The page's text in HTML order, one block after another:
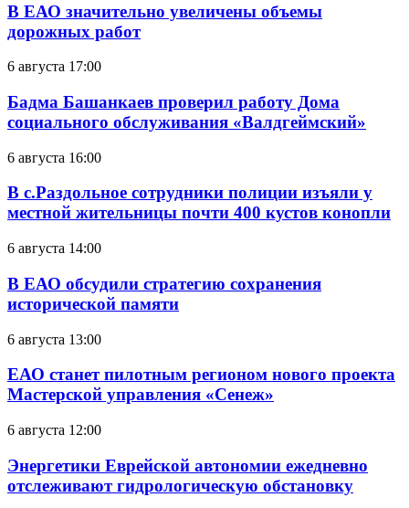
В ЕАО значительно увеличены объемы
дорожных работ
6 августа 17:00
Бадма Башанкаев проверил работу Дома
социального обслуживания «Валдгеймский»
6 августа 16:00
В с.Раздольное сотрудники полиции изъяли у
местной жительницы почти 400 кустов конопли
6 августа 14:00
В ЕАО обсудили стратегию сохранения
исторической памяти
6 августа 13:00
ЕАО станет пилотным регионом нового проекта
Мастерской управления «Сенеж»
6 августа 12:00
Энергетики Еврейской автономии ежедневно
отслеживают гидрологическую обстановку